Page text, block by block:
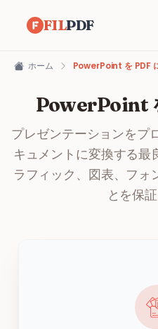
FILPDF
ホーム PowerPoint を PDF
PowerPoint
プレゼンテーションをプ
キュメントに変換する最
ラフィック、図表、フォ
とを保